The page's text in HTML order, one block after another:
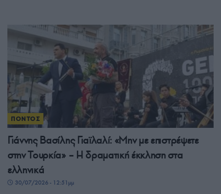
ΠΟΝΤΟΣ
Γιάννης Βασίλης Γιαϊλαλί: «Μην με επιστρέψετε
στην Τουρκία» – Η δραματική έκκληση στα
ελληνικά
30/07/2026 - 12:51μμ